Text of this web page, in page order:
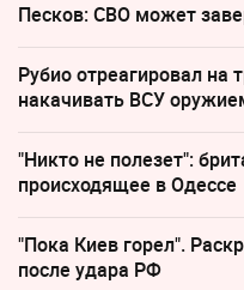
Песков: СВО может
Рубио отреагировал на
накачивать ВСУ
"Никто не полезет":
происходящее в Одессе
"Пока Киев горел".
после удара РФ